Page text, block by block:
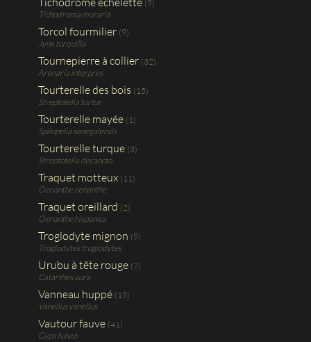
(9)
Tichodroma muraria
Torcol fourmilier (9)
Jynx torquilla
Tournepierre à collier (32)
Arenaria interpres
Tourterelle des bois (15)
Streptotelia turtur
Tourterelle mayée (1)
Spilopelia senegalensis
Tourterelle turque (3)
Streptotelia decaocto
Traquet motteux (11)
Oenanthe oenanthe
Traquet oreillard (2)
Oenanthe hispanica
Troglodyte mignon (9)
Troglodytes troglodytes
Urubu à tête rouge (7)
Catarthes aura
Vanneau huppé (19)
Vanellus vanellus
Vautour fauve (41)
Gyps fulvus